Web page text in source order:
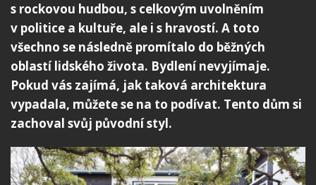
s rockovou hudbou, s celkovým uvolněním
v politice a kultuře, ale i s hravostí. A toto
všechno se následně promítalo do běžných
oblastí lidského života. Bydlení nevyjímaje.
Pokud vás zajímá, jak taková architektura
vypadala, můžete se na to podívat. Tento dům si
zachoval svůj původní styl.